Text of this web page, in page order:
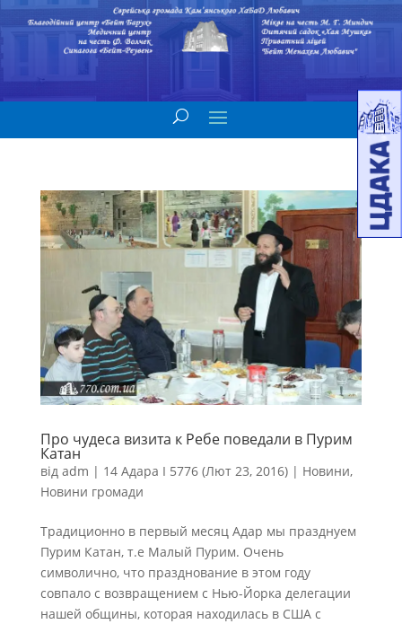
Про чудеса визита к Ребе поведали в Пурим
Катан
від adm | 14 Адара I 5776 (Лют 23, 2016)| Новини,
Новини громади
Традиционно в первый месяц Адар мы празднуем
Пурим Катан, т.е Малый Пурим. Очень
символично, что празднование в этом году
совпало с возвращением с Нью-Йорка делегации
нашей общины, которая находилась в США с